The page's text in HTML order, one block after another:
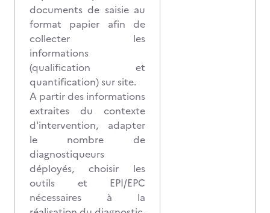
documents de saisie au
format papier afin de
collecter les
informations
(qualification et
quantification) sur site.
A partir des informations
extraites du contexte
d'intervention, adapter
le nombre de
diagnostiqueurs
déployés, choisir les
outils et EPI/EPC
nécessaires à la